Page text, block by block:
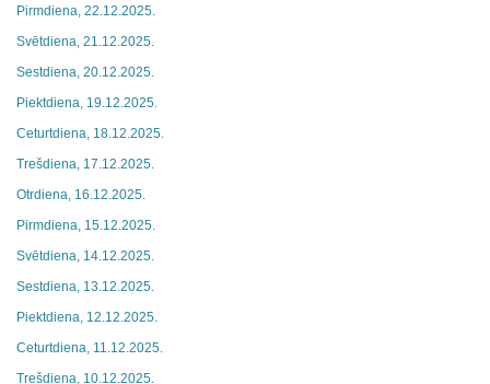
Pirmdiena, 22.12.2025.
Svētdiena, 21.12.2025.
Sestdiena, 20.12.2025.
Piektdiena, 19.12.2025.
Ceturtdiena, 18.12.2025.
Trešdiena, 17.12.2025.
Otrdiena, 16.12.2025.
Pirmdiena, 15.12.2025.
Svētdiena, 14.12.2025.
Sestdiena, 13.12.2025.
Piektdiena, 12.12.2025.
Ceturtdiena, 11.12.2025.
Trešdiena, 10.12.2025.